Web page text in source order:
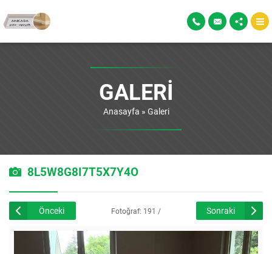
GALERI
Anasayfa » Galeri
8L5W8G8I7T5X7Y4O
Önceki
Fotoğraf: 191 /
226
Sonraki